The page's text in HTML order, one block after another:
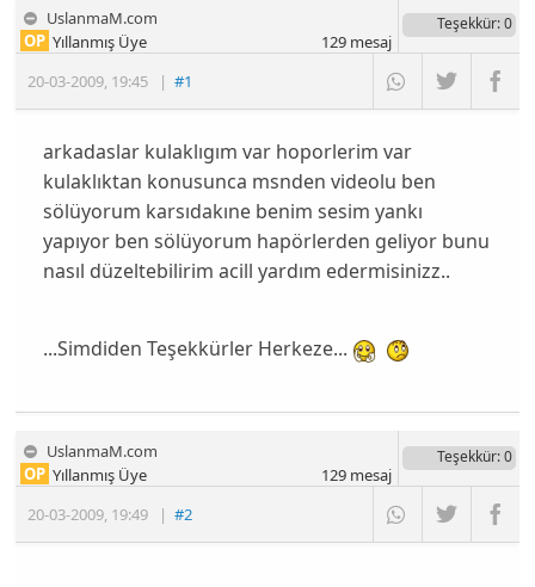
UslanmaM.com
20-03-2009, 19:45 |#1
OP Yıllanmış Üye
Teşekkür: 0
129mesaj
arkadaslar kulaklıgım var hoporlerim var
kulaklıktan konusunca msnden videolu ben
sölüyorum karsıdakıne benim sesim yankı
yapıyor ben sölüyorum hapörlerden geliyor bunu
nasıl düzeltebilirim acill yardım edermisinizz..
...Simdiden Teşekkürler Herkeze...
UslanmaM.com
20-03-2009, 19:49 |#2
OP Yıllanmış Üye
Teşekkür: 0
129mesaj